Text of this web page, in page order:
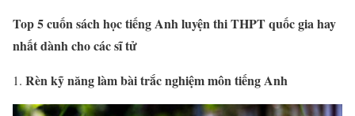
Top 5 cuốn sách học tiếng Anh luyện thi THPT quốc gia hay
nhất dành cho các sĩ tử
Rèn kỹ năng làm bài trắc nghiệm môn tiếng Anh